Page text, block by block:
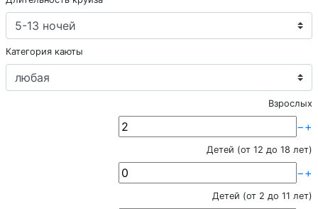
Категория каюты
Взрослых
−+
Детей (от 12 до 18 лет)
−+
Детей (от 2 до 11 лет)